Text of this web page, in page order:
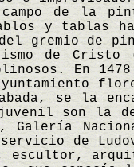
de la
y tablas
gremio de
de
En
se la
son la
de